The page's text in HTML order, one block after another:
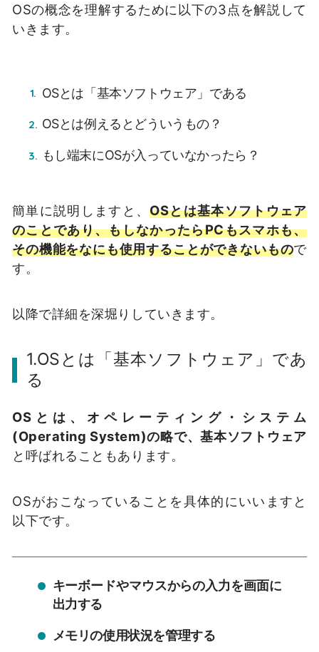
OSの概念を理解するために以下の3点を解説して
いきます。
OSとは「基本ソフトウェア」である
OSとは例えるとどういうもの？
もし端末にOSが入っていなかったら？
簡単に説明しますと、OSとは基本ソフトウェア
のことであり、もしなかったらPCもスマホも、
その機能をなにも使用することができないもので
す。
以降で詳細を深堀りしていきます。
1.OSとは「基本ソフトウェア」であ
る
OSとは、オペレーティング・システム
(Operating System)の略で、基本ソフトウェア
と呼ばれることもあります。
OSがおこなっていることを具体的にいいますと
以下です。
キーボードやマウスからの入力を画面に
出力する
メモリの使用状況を管理する